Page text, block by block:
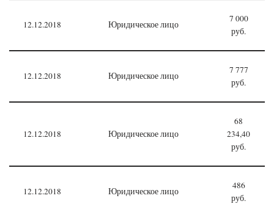
12.12.2018 Юридическое лицо
7 000
руб.
12.12.2018 Юридическое лицо
7 777
руб.
12.12.2018 Юридическое лицо
68
234,40
руб.
12.12.2018 Юридическое лицо
486
руб.